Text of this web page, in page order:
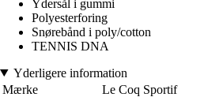
Ydersål i gummi
Polyesterforing
Snørebånd i poly/cotton
TENNIS DNA
Yderligere information
Mærke
Le Coq Sportif